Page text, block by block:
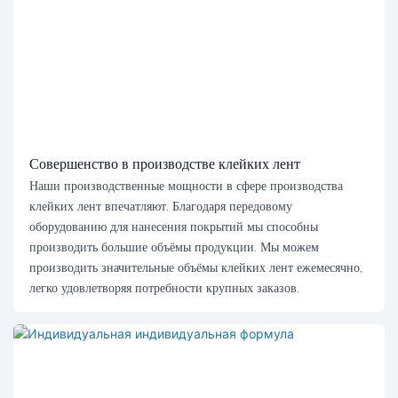
Совершенство в производстве клейких лент
Наши производственные мощности в сфере производства
клейких лент впечатляют. Благодаря передовому
оборудованию для нанесения покрытий мы способны
производить большие объёмы продукции. Мы можем
производить значительные объёмы клейких лент ежемесячно,
легко удовлетворяя потребности крупных заказов.